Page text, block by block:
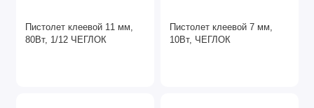
Пистолет клеевой 11 мм,
80Вт, 1/12 ЧЕГЛОК
Пистолет клеевой 7 мм,
10Вт, ЧЕГЛОК